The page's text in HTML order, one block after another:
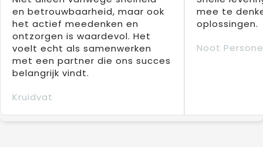
en betrouwbaarheid, maar ook
het actief meedenken en
ontzorgen is waardevol. Het
voelt echt als samenwerken
met een partner die ons succes
belangrijk vindt.
Kruidvat
mee te
oplossingen.
Noot